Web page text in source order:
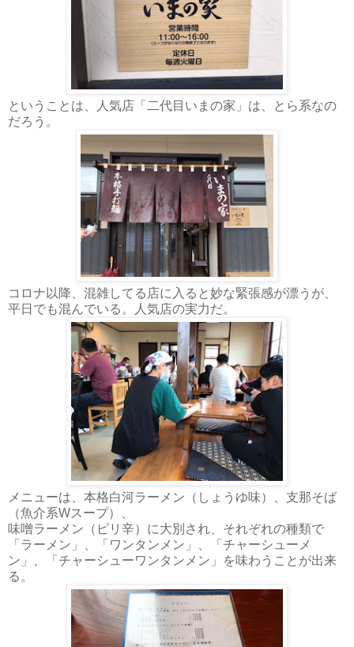
ということは、人気店「二代目いまの家」は、とら系なの
だろう。
コロナ以降、混雑してる店に入ると妙な緊張感が漂うが、
平日でも混んでいる。人気店の実力だ。
メニューは、本格白河ラーメン（しょうゆ味）、支那そば
（魚介系Wスープ）、
味噌ラーメン（ピリ辛）に大別され、それぞれの種類で
「ラーメン」、「ワンタンメン」、「チャーシューメ
ン」、「チャーシューワンタンメン」を味わうことが出来
る。